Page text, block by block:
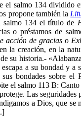
el salmo 134 dividido
propone también la
134 el título de
o préstamos de
acción de gracias o
la creación, en la
su historia.-
a su bondad y
bondades sobre
el salmo 113 B:
Las
a Dios, que